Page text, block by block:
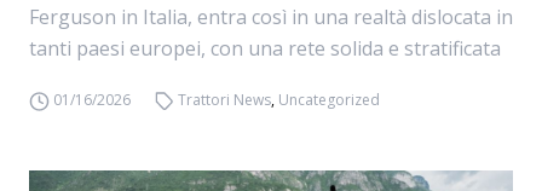
Ferguson in Italia, entra così in una realtà dislocata in
tanti paesi europei, con una rete solida e stratificata
01/16/2026 Trattori News, Uncategorized